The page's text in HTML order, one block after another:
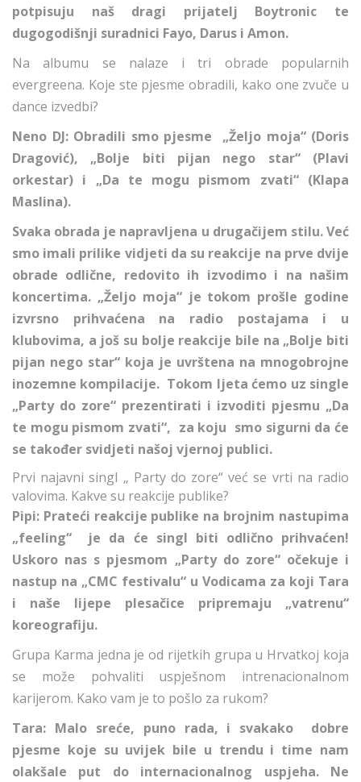
potpisuju naš dragi prijatelj Boytronic te
dugogodišnji suradnici Fayo, Darus i Amon.
Na albumu se nalaze i tri obrade popularnih
evergreena. Koje ste pjesme obradili, kako one zvuče u
dance izvedbi?
Neno DJ: Obradili smo pjesme „Željo moja“ (Doris
Dragović), „Bolje biti pijan nego star“ (Plavi
orkestar) i „Da te mogu pismom zvati“ (Klapa
Maslina).
Svaka obrada je napravljena u drugačijem stilu. Već
smo imali prilike vidjeti da su reakcije na prve dvije
obrade odlične, redovito ih izvodimo i na našim
koncertima. „Željo moja“ je tokom prošle godine
izvrsno prihvaćena na radio postajama i u
klubovima, a još su bolje reakcije bile na „Bolje biti
pijan nego star“ koja je uvrštena na mnogobrojne
inozemne kompilacije. Tokom ljeta ćemo uz single
„Party do zore“ prezentirati i izvoditi pjesmu „Da
te mogu pismom zvati“, za koju smo sigurni da će
se također svidjeti našoj vjernoj publici.
Prvi najavni singl „ Party do zore“ već se vrti na radio
valovima. Kakve su reakcije publike?
Pipi: Prateći reakcije publike na brojnim nastupima
„feeling“ je da će singl biti odlično prihvaćen!
Uskoro nas s pjesmom „Party do zore“ očekuje i
nastup na „CMC festivalu“ u Vodicama za koji Tara
i naše lijepe plesačice pripremaju „vatrenu“
koreografiju.
Grupa Karma jedna je od rijetkih grupa u Hrvatkoj koja
se može pohvaliti uspješnom intrenacionalnom
karijerom. Kako vam je to pošlo za rukom?
Tara: Malo sreće, puno rada, i svakako dobre
pjesme koje su uvijek bile u trendu i time nam
olakšale put do internacionalnog uspjeha. Ne